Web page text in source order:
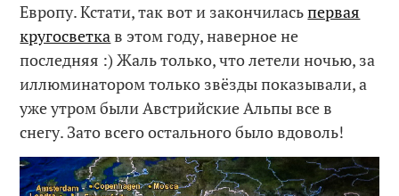
Европу. Кстати, так вот и закончиласьпервая
кругосветкав этом году, наверное не
последняя :) Жаль только, что летели ночью, за
иллюминатором только звёзды показывали, а
уже утром были Австрийские Альпы все в
снегу. Зато всего остального было вдоволь!